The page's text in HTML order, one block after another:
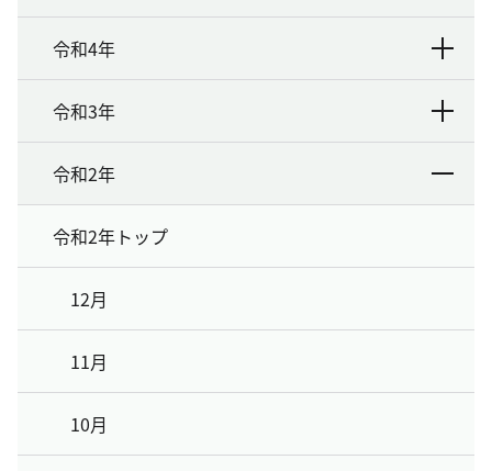
令和4年
令和3年
令和2年
令和2年トップ
12月
11月
10月